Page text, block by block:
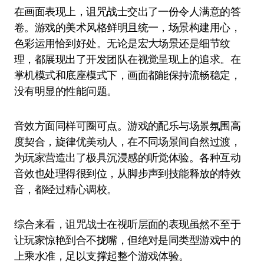
在画面表现上，诅咒战士交出了一份令人满意的答
卷。游戏的美术风格鲜明且统一，场景构建用心，
色彩运用恰到好处。无论是宏大场景还是细节纹
理，都展现出了开发团队在视觉呈现上的追求。在
掌机模式和底座模式下，画面都能保持流畅稳定，
没有明显的性能问题。
音效方面同样可圈可点。游戏的配乐与场景氛围高
度契合，旋律优美动人，在不同场景间自然过渡，
为玩家营造出了极具沉浸感的听觉体验。各种互动
音效也处理得很到位，从脚步声到技能释放的特效
音，都经过精心调校。
综合来看，诅咒战士在视听层面的表现虽然不至于
让玩家惊艳到合不拢嘴，但绝对是同类型游戏中的
上乘水准，足以支撑起整个游戏体验。